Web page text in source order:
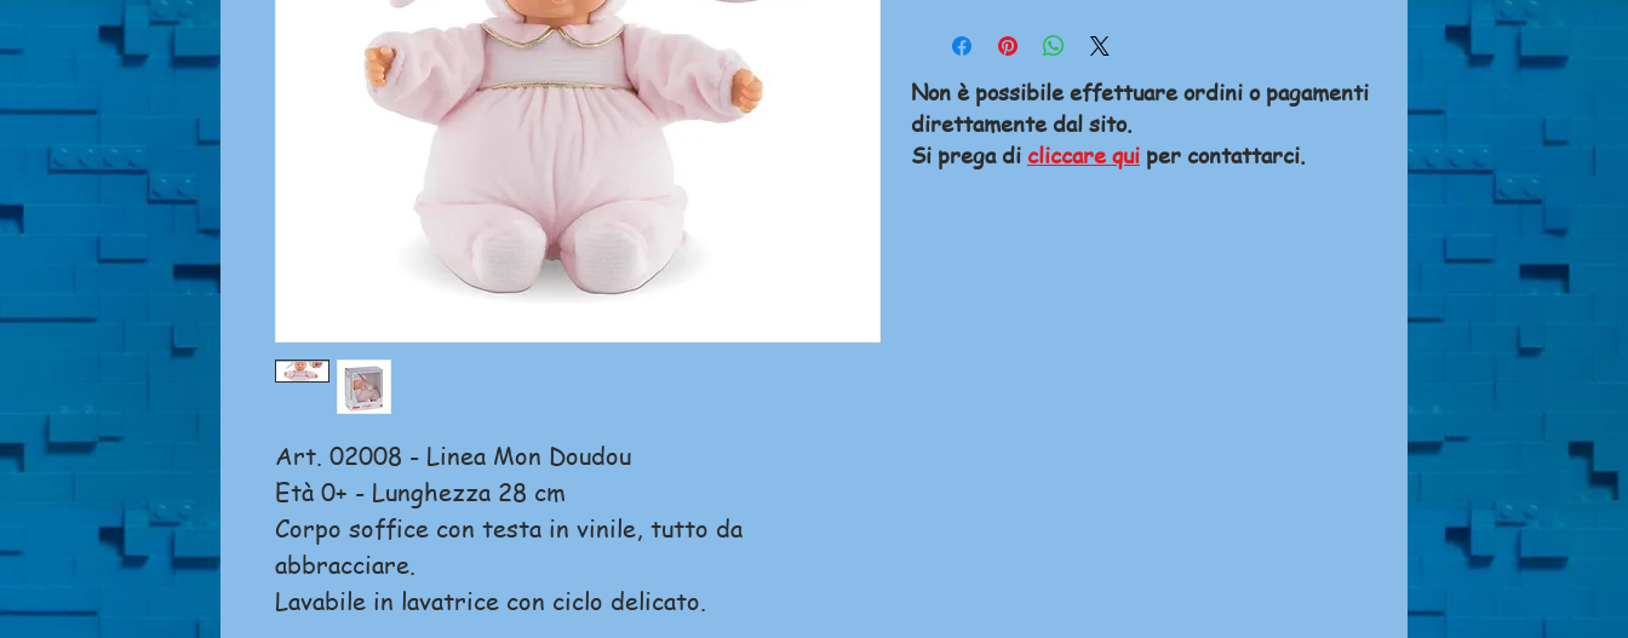
Art. 02008 - Linea Mon Doudou
Età 0+ - Lunghezza 28 cm
Corpo soffice con testa in vinile, tutto da
abbracciare.
Lavabile in lavatrice con ciclo delicato.
Non è possibile effettuare ordini o pagamenti
direttamente dal sito.
Si prega di cliccare qui per contattarci.